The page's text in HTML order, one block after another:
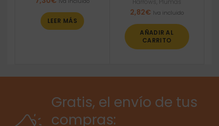
LEER MÁS
Harrows Plumas
2,82€ Iva incluido
AÑADIR AL
CARRITO
Gratis, el envío de tus
compras: